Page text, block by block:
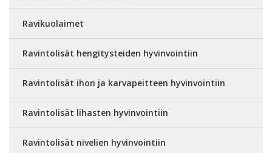
Ravikuolaimet
Ravintolisät hengitysteiden hyvinvointiin
Ravintolisät ihon ja karvapeitteen hyvinvointiin
Ravintolisät lihasten hyvinvointiin
Ravintolisät nivelien hyvinvointiin